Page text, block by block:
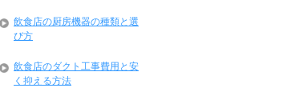
飲食店の厨房機器の種類と選
び方
飲食店のダクト工事費用と安
く抑える方法